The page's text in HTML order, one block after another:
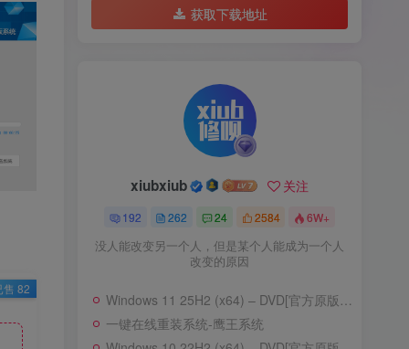
售 82
获取下载地址
xiubxiub 关注
192 262 24 2584 6W+
没人能改变另一个人，但是某个人能成为一个人
改变的原因
Windows 11 25H2 (x64) – DVD[官方原版ISO]–含家庭版
一键在线重装系统-鹰王系统